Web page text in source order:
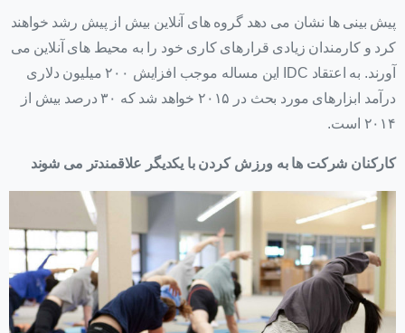
پیش بینی ها نشان می دهد گروه های آنلاین بیش از پیش رشد خواهند
کرد و کارمندان زیادی قرارهای کاری خود را به محیط های آنلاین می
آورند. به اعتقاد IDC این مساله موجب افزایش ۲۰۰ میلیون دلاری
درآمد ابزارهای مورد بحث در ۲۰۱۵ خواهد شد که ۳۰ درصد بیش از
۲۰۱۴ است.
کارکنان شرکت ها به ورزش کردن با یکدیگر علاقمندتر می شوند